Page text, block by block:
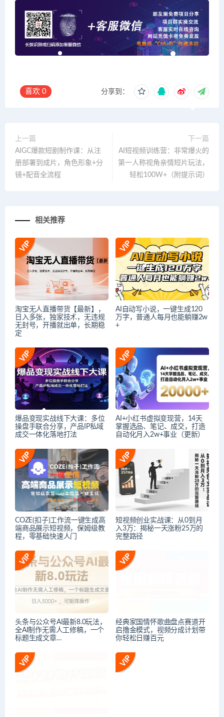
喜欢 0 分享到：
上一篇
AIGC爆款短剧制作课：从注
册部署到成片，角色形象+分
镜+配音全流程
下一篇
AI短视频训练营：非常爆火的
第一人称视角亲情短片玩法，
轻松100W+（附提示词）
相关推荐
淘宝无人直播带货【最新】，
日入多张，独家技术，无违规
无封号，开播就出单，长期稳
定
AI自动写小说，一键生成120
万字，普通人每月也能躺赚2w
+
爆品变现实战线下大课：多位
操盘手联合分享，产品IP私域
成交一体化落地打法
AI+小红书虚拟变现营，14天
掌握选品、笔记、成交，打造
自动化月入2w+事业（更新）
COZE(扣子)工作流一键生成高
端商品展示短视频，保姆级教
程，零基础快速人门
短视频创业实战课：从0到月
入3万：揭秘一天涨粉25万的
完整路径
头条与公众号AI最新8.0玩法，
全AI制作无需人工修稿，一个
标题生成文章…
经典家国情怀歌曲盘点赛道开
启撸金模式，视频分成计划带
你轻松日赚百元